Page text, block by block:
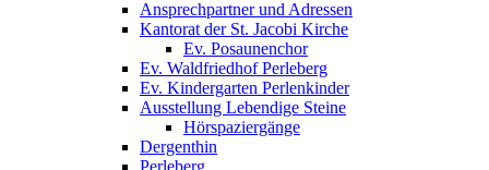
Ansprechpartner und Adressen
Kantorat der St. Jacobi Kirche
Ev. Posaunenchor
Ev. Waldfriedhof Perleberg
Ev. Kindergarten Perlenkinder
Ausstellung Lebendige Steine
Hörspaziergänge
Dergenthin
Perleberg